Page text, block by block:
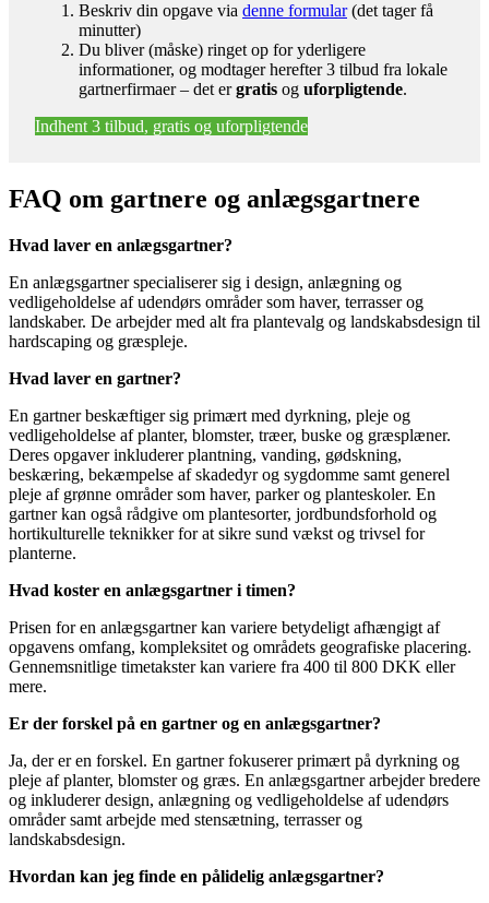
Beskriv din opgave via denne formular(det tager få
minutter)
Du bliver (måske) ringet op for yderligere
informationer, og modtager herefter 3 tilbud fra lokale
gartnerfirmaer – det ergratis og uforpligtende.
Indhent 3 tilbud, gratis og uforpligtende
FAQ om gartnere og anlægsgartnere
Hvad laver en anlægsgartner?
En anlægsgartner specialiserer sig i design, anlægning og
vedligeholdelse af udendørs områder som haver, terrasser og
landskaber. De arbejder med alt fra plantevalg og landskabsdesign til
hardscaping og græspleje.
Hvad laver en gartner?
En gartner beskæftiger sig primært med dyrkning, pleje og
vedligeholdelse af planter, blomster, træer, buske og græsplæner.
Deres opgaver inkluderer plantning, vanding, gødskning,
beskæring, bekæmpelse af skadedyr og sygdomme samt generel
pleje af grønne områder som haver, parker og planteskoler. En
gartner kan også rådgive om plantesorter, jordbundsforhold og
hortikulturelle teknikker for at sikre sund vækst og trivsel for
planterne.
Hvad koster en anlægsgartner i timen?
Prisen for en anlægsgartner kan variere betydeligt afhængigt af
opgavens omfang, kompleksitet og områdets geografiske placering.
Gennemsnitlige timetakster kan variere fra 400 til 800 DKK eller
mere.
Er der forskel på en gartner og en anlægsgartner?
Ja, der er en forskel. En gartner fokuserer primært på dyrkning og
pleje af planter, blomster og græs. En anlægsgartner arbejder bredere
og inkluderer design, anlægning og vedligeholdelse af udendørs
områder samt arbejde med stensætning, terrasser og
landskabsdesign.
Hvordan kan jeg finde en pålidelig anlægsgartner?